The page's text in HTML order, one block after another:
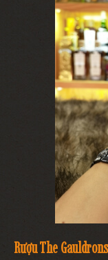
Rượu The